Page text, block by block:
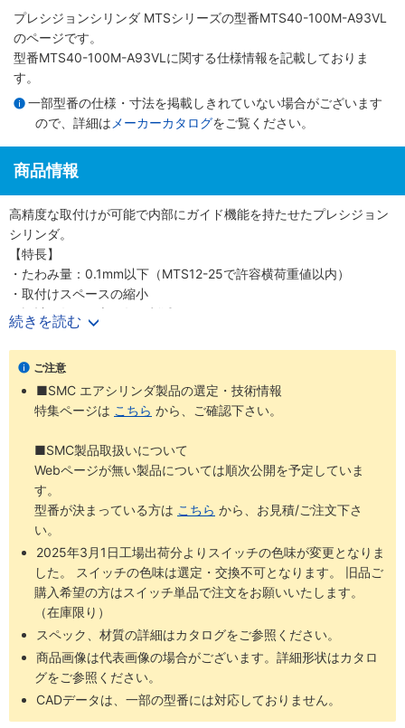
プレシジョンシリンダ MTSシリーズの型番MTS40-100M-A93VL
のページです。
型番MTS40-100M-A93VLに関する仕様情報を記載しておりま
す。
一部型番の仕様・寸法を掲載しきれていない場合がございます
ので、詳細は メーカーカタログをご覧ください。
商品情報
高精度な取付けが可能で内部にガイド機能を持たせたプレシジョン
シリンダ。
【特長】
・たわみ量：0.1mm以下（MTS12-25で許容横荷重値以内）
・取付けスペースの縮小
・設計工数、組立工数の削減
・オートスイッチ4面に取付可能（Φ8は2面）
・3種類の取付けが可能
・タップ取付け（底面取付け・前面取付け）、通し穴取付け（両側
面取付け）
・2種類のロッド先端形状（標準：ロッド先端めねじ、オプション：
・エアクッション付を標準化（Φ8はラバークッション付）
・ヘッド側エンドロックタイプをシリーズ化（Φ12～Φ40）
・特殊形状ロッドパッキンにより、従来品の丸ロッド用と同等のシ
ール性、耐久性を実現
続きを読む
ご注意
■SMC エアシリンダ製品の選定・技術情報
特集ページは こちら から、ご確認下さい。
■SMC製品取扱いについて
Webページが無い製品については順次公開を予定していま
す。
型番が決まっている方は こちら から、お見積/ご注文下さ
い。
2025年3月1日工場出荷分よりスイッチの色味が変更となりま
した。 スイッチの色味は選定・交換不可となります。 旧品ご
購入希望の方はスイッチ単品で注文をお願いいたします。
（在庫限り）
スペック、材質の詳細はカタログをご参照ください。
商品画像は代表画像の場合がございます。詳細形状はカタロ
グをご参照ください。
CADデータは、一部の型番には対応しておりません。